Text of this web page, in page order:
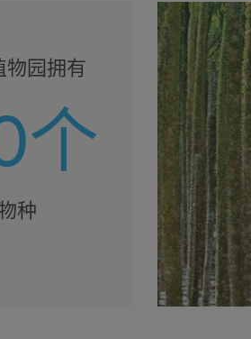
物园拥有
个
种